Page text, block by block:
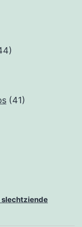
(41)
slechtziende